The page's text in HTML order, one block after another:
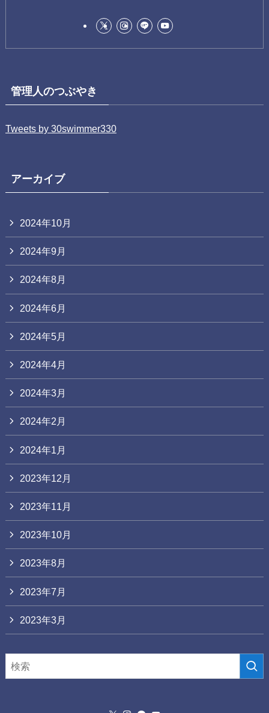
管理人のつぶやき
Tweets by 30swimmer330
アーカイブ
2024年10月
2024年9月
2024年8月
2024年6月
2024年5月
2024年4月
2024年3月
2024年2月
2024年1月
2023年12月
2023年11月
2023年10月
2023年8月
2023年7月
2023年3月